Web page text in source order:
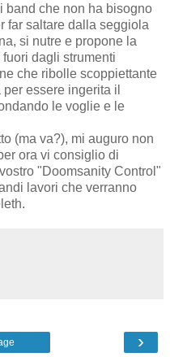
band che non ha bisogno
far saltare dalla seggiola
si nutre e propone la
dagli strumenti
che ribolle scoppiettante
essere ingerita il
le voglie e le
(ma va?), mi auguro non
ora vi consiglio di
"Doomsanity Control"
lavori che verranno
›